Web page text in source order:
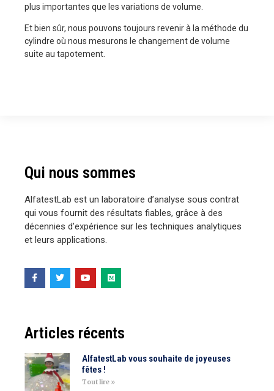
plus importantes que les variations de volume.
Et bien sûr, nous pouvons toujours revenir à la méthode du
cylindre où nous mesurons le changement de volume
suite au tapotement.
Qui nous sommes
AlfatestLab est un laboratoire d’analyse sous contrat
qui vous fournit des résultats fiables, grâce à des
décennies d’expérience sur les techniques analytiques
et leurs applications.
Articles récents
AlfatestLab vous souhaite de joyeuses
fêtes !
Tout lire »